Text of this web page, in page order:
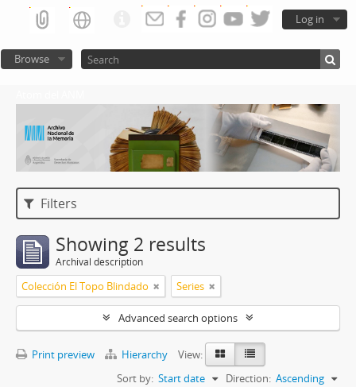
Log in
Browse
Filters
Showing 2 results
Archival description
Colección El Topo Blindado Series
Advanced search options
Print preview Hierarchy
View:
Sort by: Start date Direction: Ascending